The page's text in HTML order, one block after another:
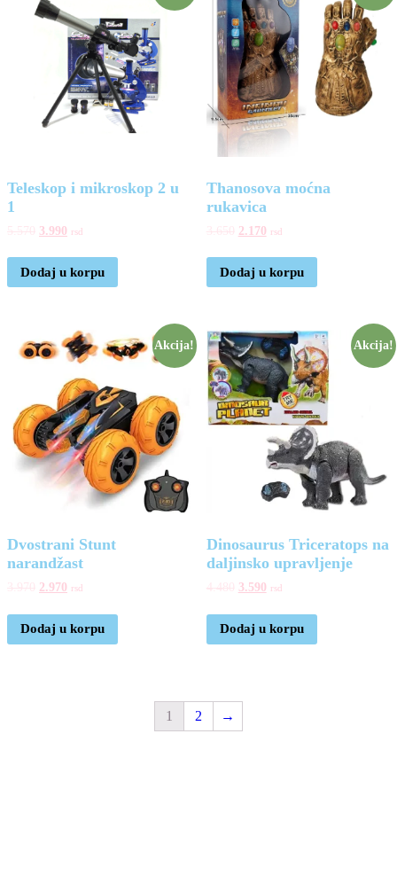
Teleskop i mikroskop 2 u
1
3.990 rsd
Dodaj u korpu
Thanosova moćna
rukavica
2.170 rsd
Dodaj u korpu
Akcija!
Dvostrani Stunt
narandžast
2.970 rsd
Dodaj u korpu
Akcija!
Dinosaurus Triceratops na
daljinsko upravljenje
3.590 rsd
Dodaj u korpu
1 2 →